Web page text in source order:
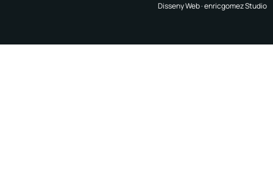
Disseny Web ·enricgomez Studio